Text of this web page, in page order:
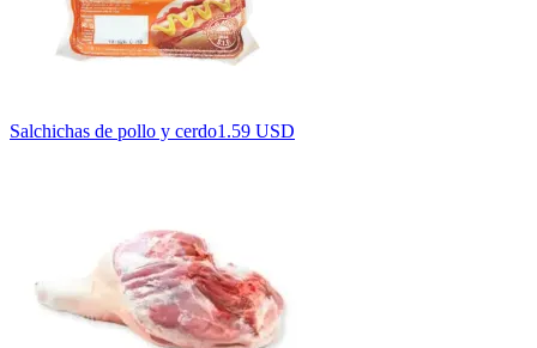
Salchichas de pollo y cerdo1.59 USD